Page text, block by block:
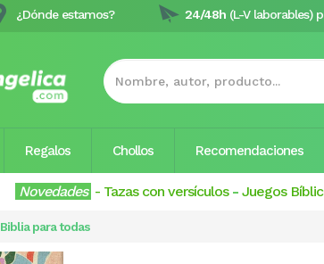
¿Dónde estamos? 24/48h (L-V laborables)
Regalos Chollos Recomendaciones
Novedades - Tazas con versículos- Juegos
Biblia para todas